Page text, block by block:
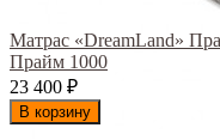
Матрас «DreamLand»
Прайм 1000
23 400 ₽
В корзину